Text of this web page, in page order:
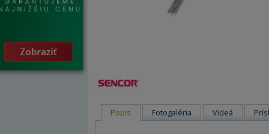
Popis Fotogaléria Videá